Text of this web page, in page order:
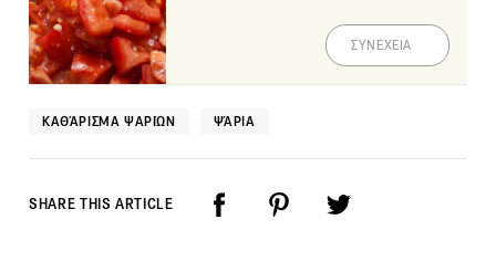
ΣΥΝΕΧΕΙΑ
ΚΑΘΆΡΙΣΜΑ ΨΑΡΙΏΝ ΨΆΡΙΑ
SHARE THIS ARTICLE